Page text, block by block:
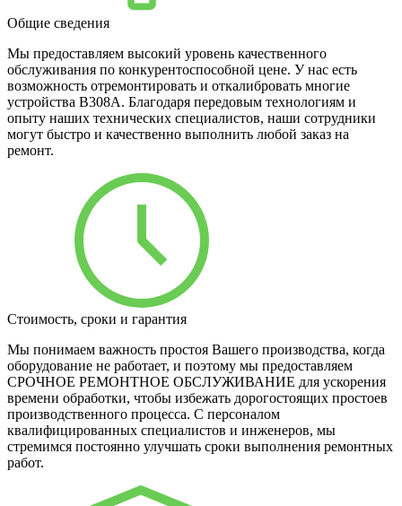
Общие сведения
Мы предоставляем высокий уровень качественного
обслуживания по конкурентоспособной цене. У нас есть
возможность отремонтировать и откалибровать многие
устройства B308A. Благодаря передовым технологиям и
опыту наших технических специалистов, наши сотрудники
могут быстро и качественно выполнить любой заказ на
ремонт.
Стоимость, сроки и гарантия
Мы понимаем важность простоя Вашего производства, когда
оборудование не работает, и поэтому мы предоставляем
СРОЧНОЕ РЕМОНТНОЕ ОБСЛУЖИВАНИЕ для ускорения
времени обработки, чтобы избежать дорогостоящих простоев
производственного процесса. С персоналом
квалифицированных специалистов и инженеров, мы
стремимся постоянно улучшать сроки выполнения ремонтных
работ.